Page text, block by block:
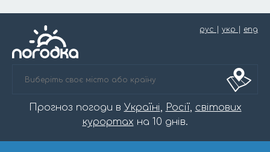
рус укр eng
Прогноз погоди в Україні, Росії, світових
курортах на 10 днів.